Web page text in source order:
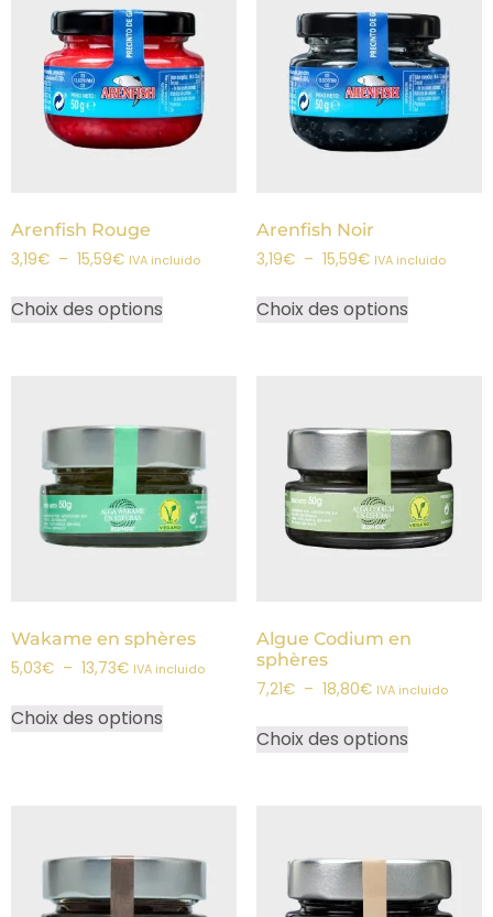
Arenfish Rouge
3,19€ – 15,59€ IVA incluido
Choix des options
Arenfish Noir
3,19€ – 15,59€ IVA incluido
Choix des options
Wakame en sphères
5,03€ – 13,73€ IVA incluido
Choix des options
Algue Codium en
sphères
7,21€ – 18,80€ IVA incluido
Choix des options